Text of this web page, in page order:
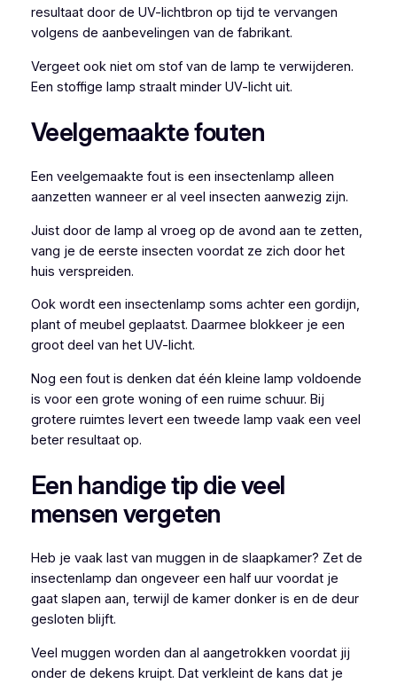
resultaat door de UV-lichtbron op tijd te vervangen
volgens de aanbevelingen van de fabrikant.
Vergeet ook niet om stof van de lamp te verwijderen.
Een stoffige lamp straalt minder UV-licht uit.
Veelgemaakte fouten
Een veelgemaakte fout is een insectenlamp alleen
aanzetten wanneer er al veel insecten aanwezig zijn.
Juist door de lamp al vroeg op de avond aan te zetten,
vang je de eerste insecten voordat ze zich door het
huis verspreiden.
Ook wordt een insectenlamp soms achter een gordijn,
plant of meubel geplaatst. Daarmee blokkeer je een
groot deel van het UV-licht.
Nog een fout is denken dat één kleine lamp voldoende
is voor een grote woning of een ruime schuur. Bij
grotere ruimtes levert een tweede lamp vaak een veel
beter resultaat op.
Een handige tip die veel
mensen vergeten
Heb je vaak last van muggen in de slaapkamer? Zet de
insectenlamp dan ongeveer een half uur voordat je
gaat slapen aan, terwijl de kamer donker is en de deur
gesloten blijft.
Veel muggen worden dan al aangetrokken voordat jij
onder de dekens kruipt. Dat verkleint de kans dat je